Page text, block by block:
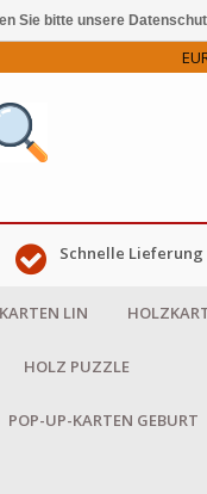
Schnelle Lieferung
LIN
HOLZ PUZZLE
POP-UP-KARTEN GEBURT
Sie bitte unsere